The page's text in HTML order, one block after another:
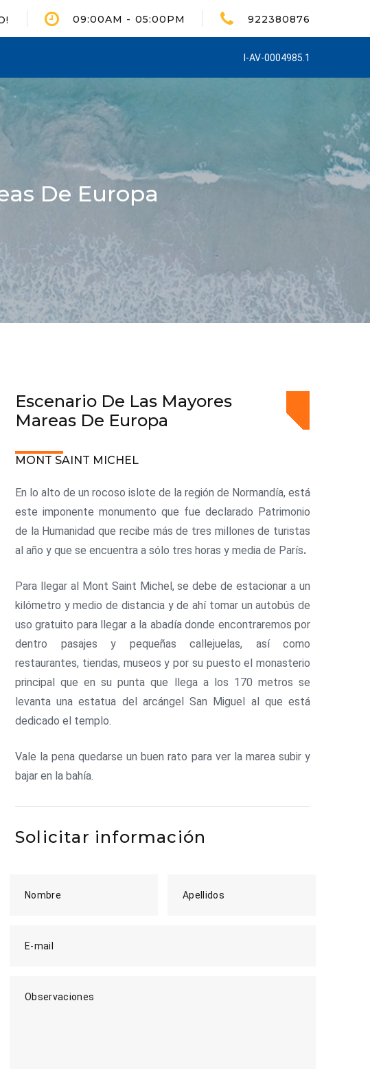
09:00AM - 05:00PM 922380876
I-AV-0004985.1
De Europa
Escenario De Las Mayores
Mareas De Europa
MONT SAINT MICHEL
En lo alto de un rocoso islote de la región de Normandía, está
este imponente monumento que fue declarado Patrimonio
de la Humanidad que recibe más de tres millones de turistas
al año y que se encuentra a sólo tres horas y media de París.
Para llegar al Mont Saint Michel, se debe de estacionar a un
kilómetro y medio de distancia y de ahí tomar un autobús de
uso gratuito para llegar a la abadía donde encontraremos por
dentro pasajes y pequeñas callejuelas, así como
restaurantes, tiendas, museos y por su puesto el monasterio
principal que en su punta que llega a los 170 metros se
levanta una estatua del arcángel San Miguel al que está
dedicado el templo.
Vale la pena quedarse un buen rato para ver la marea subir y
bajar en la bahía.
Solicitar información
Nombre Apellidos
E-mail
Observaciones